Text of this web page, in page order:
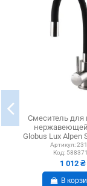
Смеситель для
Globus Lux Alpen
черный
Артикул:
Код:
1 012 ₴
В